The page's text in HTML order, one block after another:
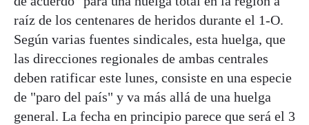
raíz de los centenares de heridos durante el 1-O.
Según varias fuentes sindicales, esta huelga, que
las direcciones regionales de ambas centrales
deben ratificar este lunes, consiste en una especie
de "paro del país" y va más allá de una huelga
general. La fecha en principio parece que será el 3